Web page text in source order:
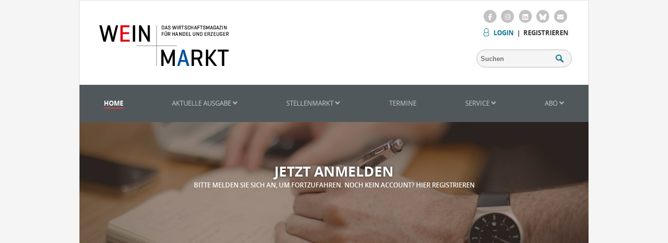
LOGIN | REGISTRIEREN
HOME AKTUELLE AUSGABE STELLENMARKT TERMINE SERVICE ABO
JETZT ANMELDEN
BITTE MELDEN SIE SICH AN, UM FORTZUFAHREN. NOCH KEIN ACCOUNT? HIER REGISTRIEREN